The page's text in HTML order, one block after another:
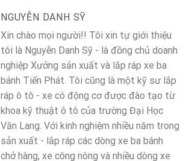
NGUYỄN DANH SỸ
Xin chào mọi người!! Tôi xin tự giới thiệu
tôi là Nguyễn Danh Sỹ - là đồng chủ doanh
nghiệp Xưởng sản xuất và lắp ráp xe ba
bánh Tiến Phát. Tôi cũng là một kỹ sư lắp
ráp ô tô - xe có động cơ được đào tạo từ
khoa kỹ thuật ô tô của trường Đại Học
Văn Lang. Với kinh nghiệm nhiều năm trong
sản xuất - lắp ráp các dòng xe ba bánh
chở hàng, xe công nông và nhiều dòng xe